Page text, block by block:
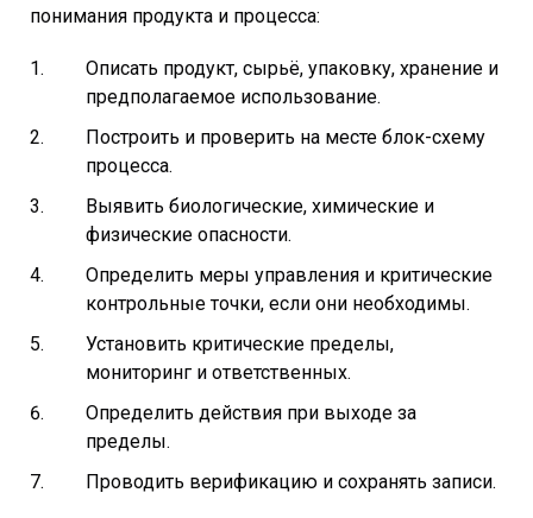
понимания продукта и процесса:
Описать продукт, сырьё, упаковку, хранение и
предполагаемое использование.
Построить и проверить на месте блок-схему
процесса.
Выявить биологические, химические и
физические опасности.
Определить меры управления и критические
контрольные точки, если они необходимы.
Установить критические пределы,
мониторинг и ответственных.
Определить действия при выходе за
пределы.
Проводить верификацию и сохранять записи.